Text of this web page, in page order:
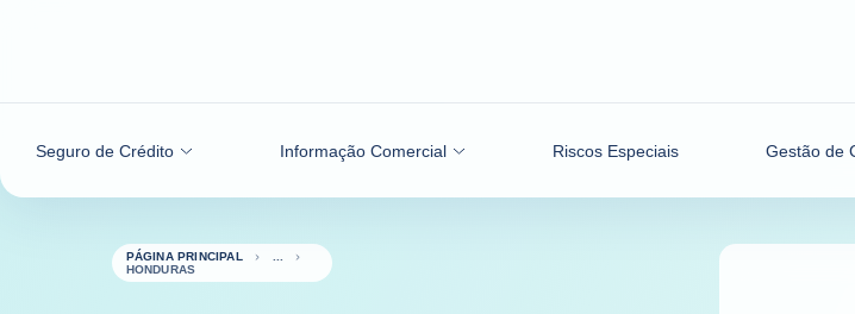
Seguro de Crédito Informação Comercial Riscos Especiais Gestão de
PÁGINA PRINCIPAL
HONDURAS